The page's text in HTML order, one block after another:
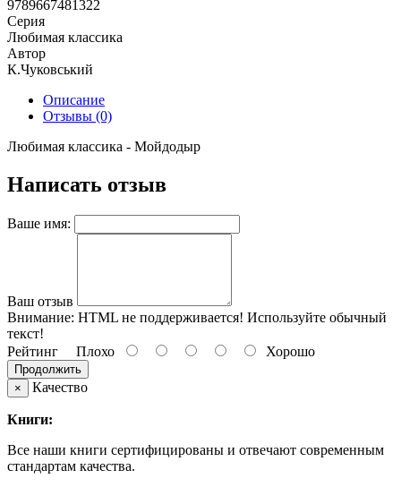
9789667481322
Серия
Любимая классика
Автор
К.Чуковський
Описание
Отзывы (0)
Любимая классика - Мойдодыр
Написать отзыв
Ваше имя:
Ваш отзыв
Внимание: HTML не поддерживается! Используйте обычный
текст!
Рейтинг Плохо Хорошо
Продолжить
×
Качество
Книги:
Все наши книги сертифицированы и отвечают современным
стандартам качества.